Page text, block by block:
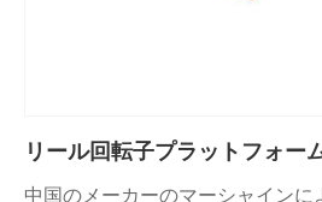
リール回転子プラットフォー